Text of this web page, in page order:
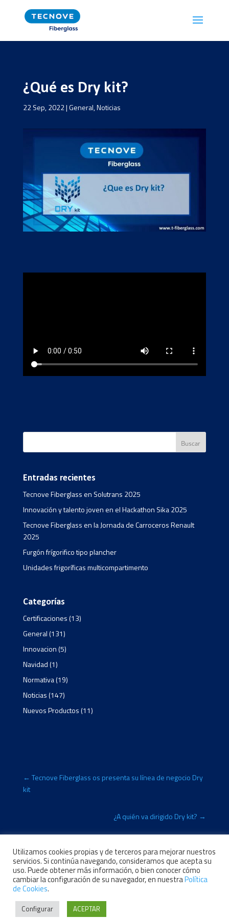
¿Qué es Dry kit?
22 Sep, 2022|General,Noticias
Entradas recientes
Tecnove Fiberglass en Solutrans 2025
Innovación y talento joven en el Hackathon Sika 2025
Tecnove Fiberglass en la Jornada de Carroceros Renault
2025
Furgón frígorifico tipo plancher
Unidades frigoríficas multicompartimento
Categorías
Certificaciones(13)
General(131)
Innovacion(5)
Navidad(1)
Normativa(19)
Noticias(147)
Nuevos Productos(11)
← Tecnove Fiberglass os presenta su línea de negocio Dry
kit
¿A quién va dirigido Dry kit? →
Aviso Legal
Política de Privacidad
Utilizamos cookies propias y de terceros para mejorar nuestros
servicios. Si continúa navegando, consideramos que acepta su
uso. Puede obtener más información, o bien conocer cómo
cambiar la configuración de su navegador, en nuestraPolítica
de Cookies.
Configurar ACEPTAR